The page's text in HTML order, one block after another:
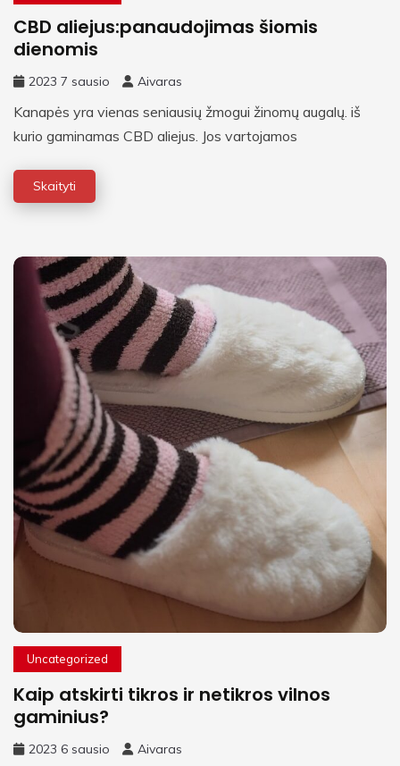
CBD aliejus:panaudojimas šiomis
dienomis
2023 7 sausio Aivaras
Kanapės yra vienas seniausių žmogui žinomų augalų. iš
kurio gaminamas CBD aliejus. Jos vartojamos
Skaityti
Uncategorized
Kaip atskirti tikros ir netikros vilnos
gaminius?
2023 6 sausio Aivaras